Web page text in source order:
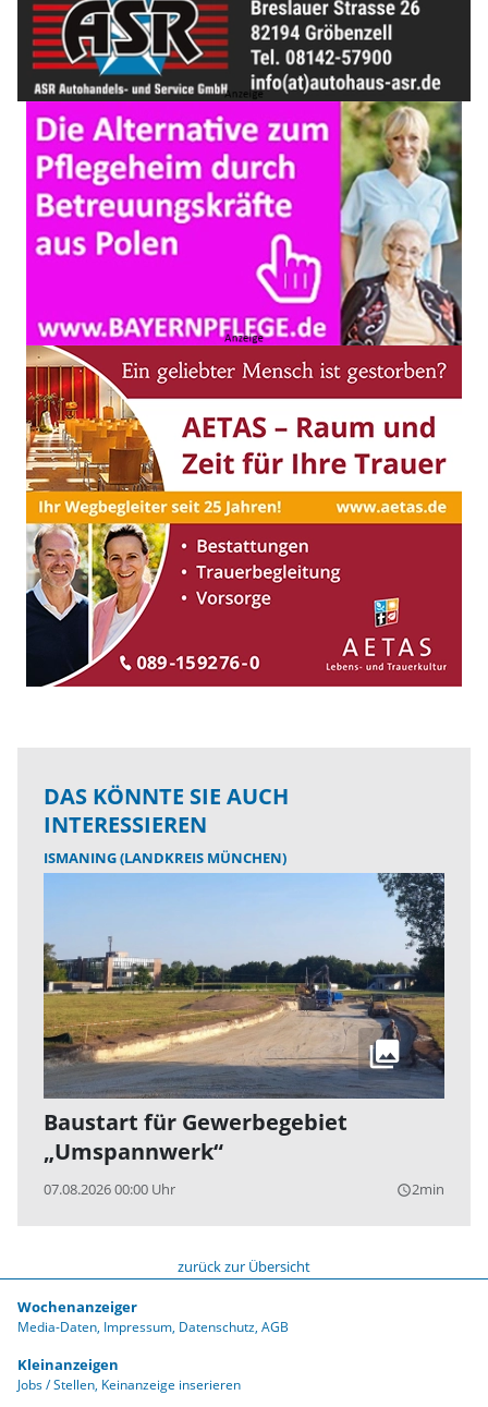
DAS KÖNNTE SIE AUCH
INTERESSIEREN
ISMANING (LANDKREIS MÜNCHEN)
Baustart für Gewerbegebiet
„Umspannwerk“
07.08.2026 00:00 Uhr query_builder2min
zurück zur Übersicht
Wochenanzeiger
Media-Daten Impressum Datenschutz AGB
Kleinanzeigen
Jobs / Stellen Keinanzeige inserieren